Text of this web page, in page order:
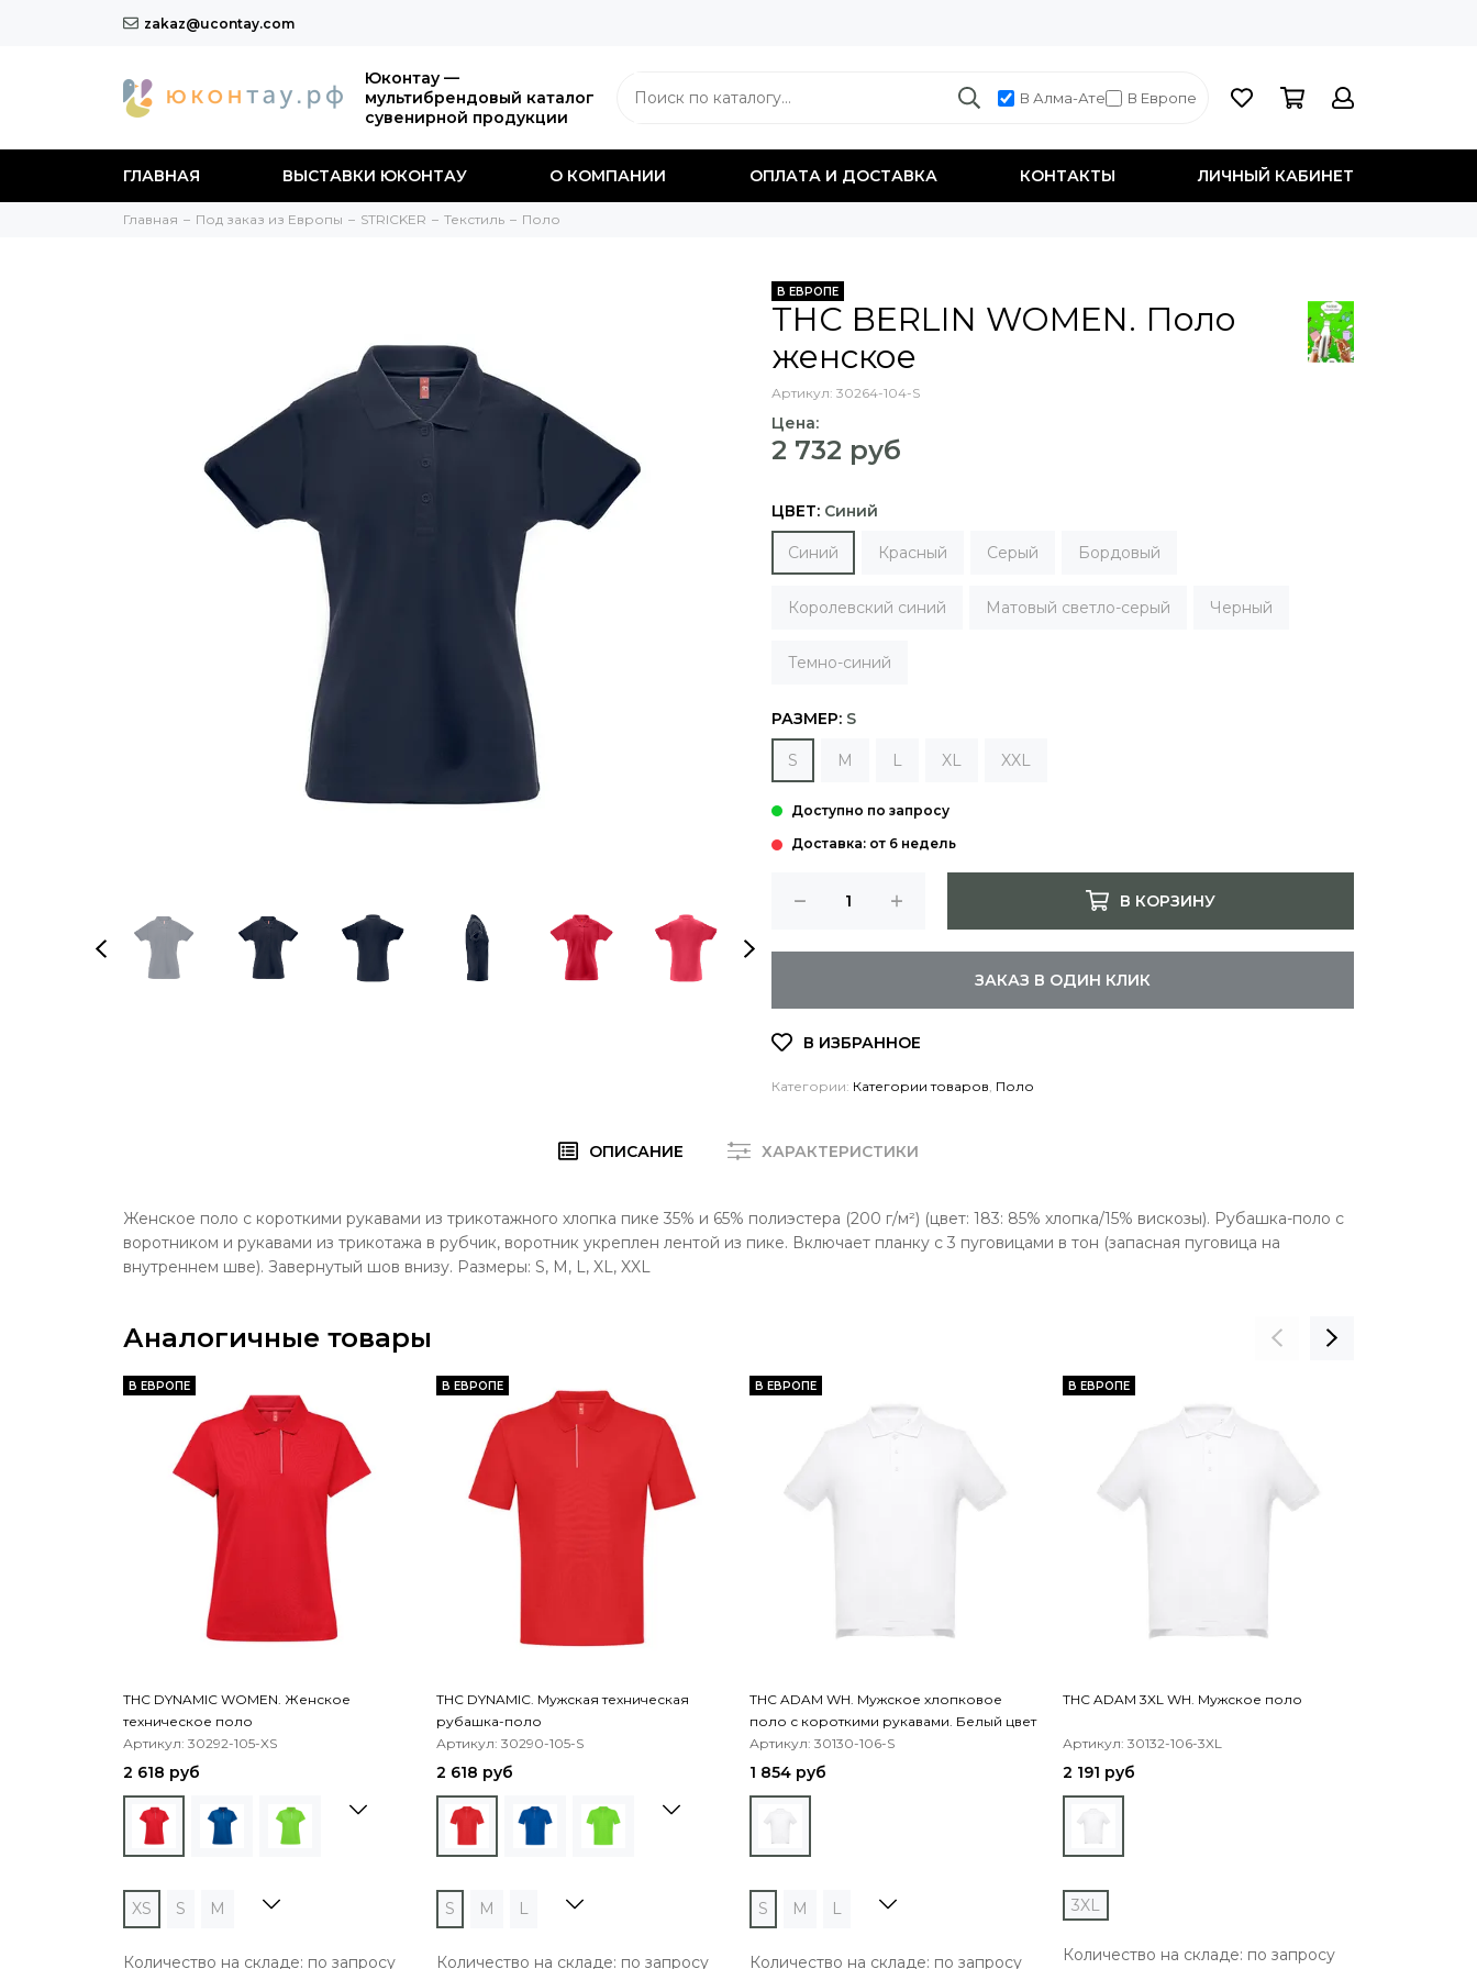
zakaz@ucontay.com
Юконтау —
мультибрендовый каталог
сувенирной продукции
В Алма-Ате В Европе
ГЛАВНАЯ ВЫСТАВКИ ЮКОНТАУ О КОМПАНИИ ОПЛАТА И ДОСТАВКА КОНТАКТЫ ЛИЧНЫЙ КАБИНЕТ
Главная Под заказ из Европы STRICKER Текстиль Поло
В ЕВРОПЕ
THC BERLIN WOMEN. Поло
женское
Артикул: 30264-104-S
Цена:
2 732 руб
ЦВЕТ: Синий
Синий Красный Серый Бордовый
Королевский синий Матовый cветло-серый Черный
Темно-синий
РАЗМЕР: S
S M L XL XXL
Доставка: от 6 недель
В КОРЗИНУ
ЗАКАЗ В ОДИН КЛИК
Категории: Категории товаров Поло
ОПИСАНИЕ ХАРАКТЕРИСТИКИ
Женское поло с короткими рукавами из трикотажного хлопка пике 35% и 65% полиэстера (200 г/м²) (цвет: 183: 85% хлопка/15% вискозы). Рубашка-поло с
воротником и рукавами из трикотажа в рубчик, воротник укреплен лентой из пике. Включает планку с 3 пуговицами в тон (запасная пуговица на
внутреннем шве). Завернутый шов внизу. Размеры: S, M, L, XL, XXL
Аналогичные товары
В ЕВРОПЕ
THC DYNAMIC WOMEN. Женское
техническое поло
Артикул: 30292-105-XS
2 618 руб
XS S M
Количество на складе: по запросу
В ЕВРОПЕ
THC DYNAMIC. Мужская техническая
рубашка-поло
Артикул: 30290-105-S
2 618 руб
S M L
Количество на складе: по запросу
В ЕВРОПЕ
THC ADAM WH. Мужское хлопковое
поло с короткими рукавами. Белый цвет
Артикул: 30130-106-S
1 854 руб
S M L
Количество на складе: по запросу
В ЕВРОПЕ
THC ADAM 3XL WH. Мужское поло
Артикул: 30132-106-3XL
2 191 руб
3XL
Количество на складе: по запросу